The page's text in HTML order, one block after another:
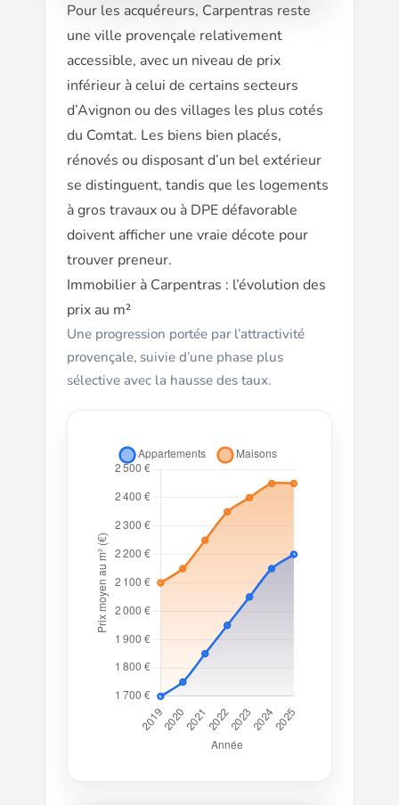
Pour les acquéreurs, Carpentras reste
une ville provençale relativement
accessible, avec un niveau de prix
inférieur à celui de certains secteurs
d’Avignon ou des villages les plus cotés
du Comtat. Les biens bien placés,
rénovés ou disposant d’un bel extérieur
se distinguent, tandis que les logements
à gros travaux ou à DPE défavorable
doivent afficher une vraie décote pour
trouver preneur.
Immobilier à Carpentras : l’évolution des
prix au m²
Une progression portée par l’attractivité
provençale, suivie d’une phase plus
sélective avec la hausse des taux.